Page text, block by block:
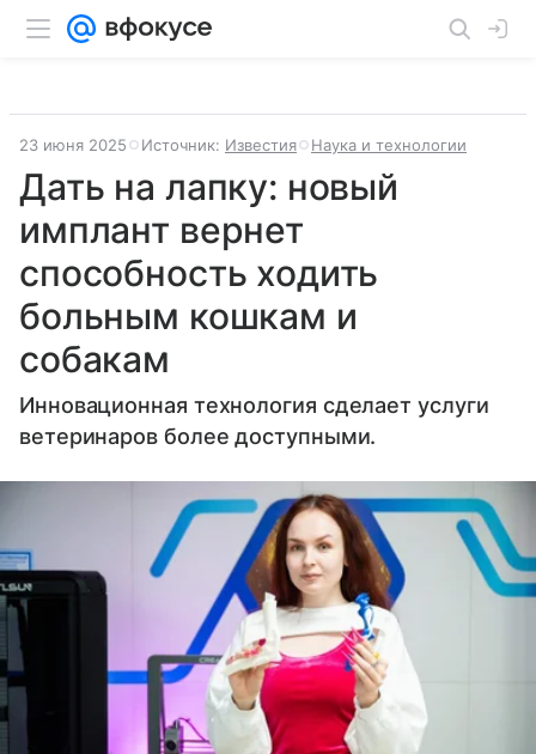
23 июня 2025 Источник: Известия Наука и технологии
Дать на лапку: новый
имплант вернет
способность ходить
больным кошкам и
собакам
Инновационная технология сделает услуги
ветеринаров более доступными.